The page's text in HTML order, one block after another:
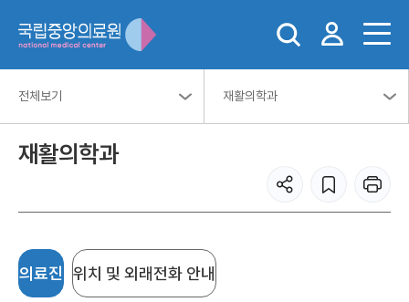
전체보기 재활의학과
재활의학과
의료진 위치 및 외래전화 안내